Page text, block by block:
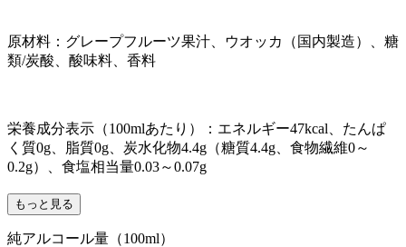
原材料：グレープフルーツ果汁、ウオッカ（国内製造）、糖
類/炭酸、酸味料、香料
栄養成分表示（100mlあたり）：エネルギー47kcal、たんぱ
く質0g、脂質0g、炭水化物4.4g（糖質4.4g、食物繊維0～
0.2g）、食塩相当量0.03～0.07g
もっと見る
純アルコール量（100ml）